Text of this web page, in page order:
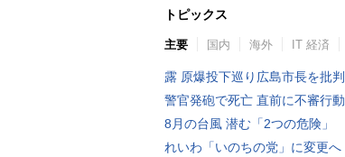
トピックス
主要 国内 海外 IT 経済
露 原爆投下巡り広島市長を批判
警官発砲で死亡 直前に不審行動
8月の台風 潜む「2つの危険」
れいわ「いのちの党」に変更へ